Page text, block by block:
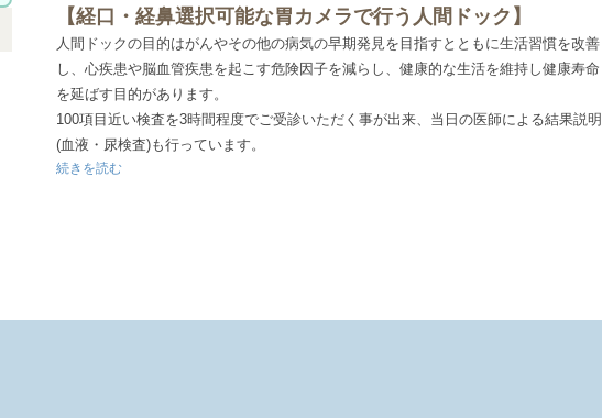
す。
※予約状況によってはご希望日時にて予約を承れないこともあります。
◆予約後3営業日が経過しても医療機関から連絡がない場合、恐れ入りますが、医療機
関までお電話ください。
◆受診日の希望は、できるだけ第3希望日まで記載してください。《その他のご要望を
入力する(任意)》をクリックすると入力ができます。
【経口・経鼻選択可能な胃カメラで行う人間ドック】
人間ドックの目的はがんやその他の病気の早期発見を目指すとともに生活習慣を改善
し、心疾患や脳血管疾患を起こす危険因子を減らし、健康的な生活を維持し健康寿命
を延ばす目的があります。
100項目近い検査を3時間程度でご受診いただく事が出来、当日の医師による結果説明
(血液・尿検査)も行っています。
レントゲン写真などといった画像読影は専門医が行っております。
腫瘍マーカー検査(AFP・CEA)や健康相談、なども行い、皆様の健康維持のサポート
続きを読む